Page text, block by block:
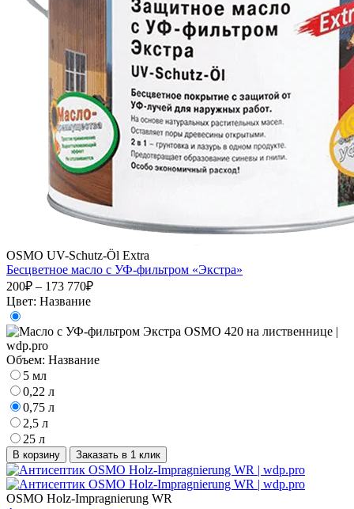
OSMO UV-Schutz-Öl Extra
Бесцветное масло с УФ-фильтром «Экстра»
200₽ – 173 770₽
Цвет: Название
Объем: Название
5 мл
0,22 л
0,75 л
2,5 л
25 л
В корзину Заказать в 1 клик
OSMO Holz-Impragnierung WR